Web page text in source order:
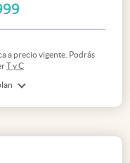
a precio vigente. Podrás
T y C